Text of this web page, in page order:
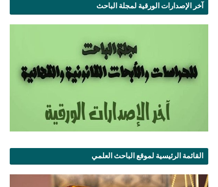
آخر الإصدارات الورقية لمجلة الباحث
القائمة الرئيسية لموقع الباحث العلمي